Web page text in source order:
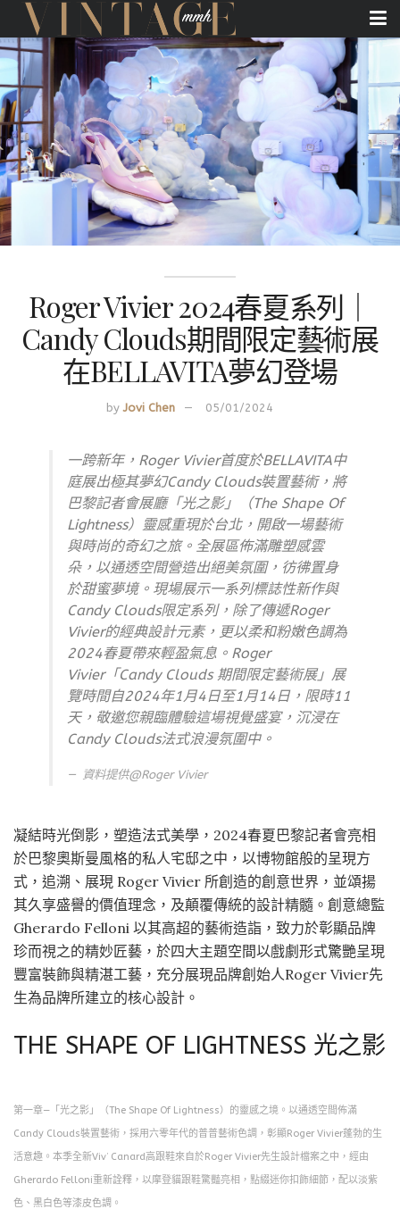
Roger Vivier 2024春夏系列｜
Candy Clouds期間限定藝術展
在BELLAVITA夢幻登場
by Jovi Chen 05/01/2024
一跨新年，Roger Vivier首度於BELLAVITA中
庭展出極其夢幻Candy Clouds裝置藝術，將
巴黎記者會展廳「光之影」（The Shape Of
Lightness）靈感重現於台北，開啟一場藝術
與時尚的奇幻之旅。全展區佈滿雕塑感雲
朵，以通透空間營造出絕美氛圍，彷彿置身
於甜蜜夢境。現場展示一系列標誌性新作與
Candy Clouds限定系列，除了傳遞Roger
Vivier的經典設計元素，更以柔和粉嫩色調為
2024春夏帶來輕盈氣息。Roger
Vivier「Candy Clouds 期間限定藝術展」展
覽時間自2024年1月4日至1月14日，限時11
天，敬邀您親臨體驗這場視覺盛宴，沉浸在
Candy Clouds法式浪漫氛圍中。
資料提供@Roger Vivier
凝結時光倒影，塑造法式美學，2024春夏巴黎記者會亮相
於巴黎奧斯曼風格的私人宅邸之中，以博物館般的呈現方
式，追溯、展現 Roger Vivier 所創造的創意世界，並頌揚
其久享盛譽的價值理念，及顛覆傳統的設計精髓。創意總監
Gherardo Felloni 以其高超的藝術造詣，致力於彰顯品牌
珍而視之的精妙匠藝，於四大主題空間以戲劇形式驚艷呈現
豐富裝飾與精湛工藝，充分展現品牌創始人Roger Vivier先
生為品牌所建立的核心設計。
THE SHAPE OF LIGHTNESS 光之影
第一章—「光之影」（The Shape Of Lightness）的靈感之境。以通透空間佈滿
Candy Clouds裝置藝術，採用六零年代的普普藝術色調，彰顯Roger Vivier蓬勃的生
活意趣。本季全新Viv’ Canard高跟鞋來自於Roger Vivier先生設計檔案之中，經由
Gherardo Felloni重新詮釋，以摩登貓跟鞋驚豔亮相，點綴迷你扣飾細節，配以淡紫
色、黑白色等漆皮色調。